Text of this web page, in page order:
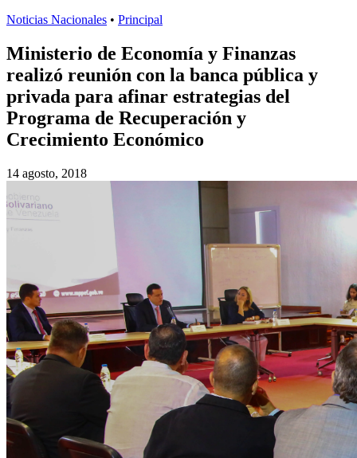
Noticias Nacionales • Principal
Ministerio de Economía y Finanzas
realizó reunión con la banca pública y
privada para afinar estrategias del
Programa de Recuperación y
Crecimiento Económico
14 agosto, 2018